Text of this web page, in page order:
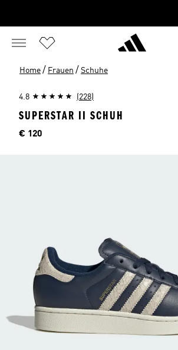
Home / Frauen / Schuhe
4.8 (228)
SUPERSTAR II SCHUH
Preis
€ 120